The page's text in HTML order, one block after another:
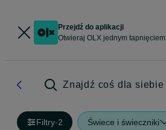
Przejdź do aplikacji
Otwieraj OLX jednym tapnięciem
Znajdź coś dla siebie
Filtry·2 Świece i świeczniki